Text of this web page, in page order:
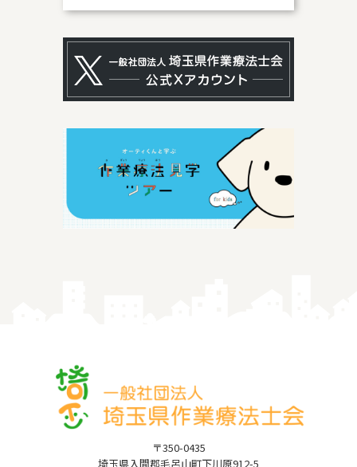
〒350-0435
埼玉県入間郡毛呂山町下川原912-5